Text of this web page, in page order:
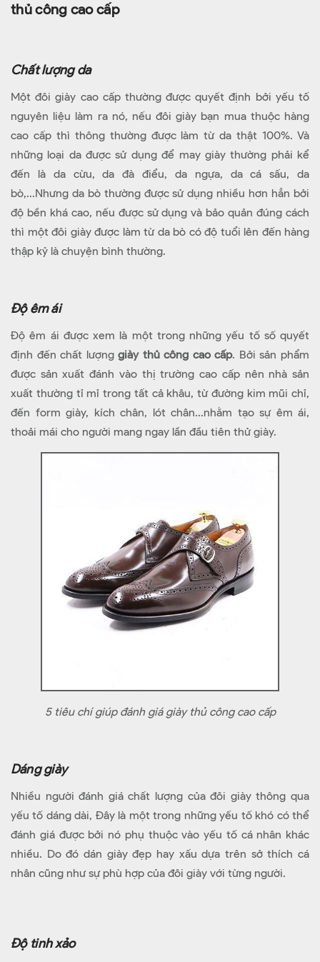
thủ công cao cấp
Chất lượng da
Một đôi giày cao cấp thường được quyết định bởi yếu tố
nguyên liệu làm ra nó, nếu đôi giày bạn mua thuộc hàng
cao cấp thì thông thường được làm từ da thật 100%. Và
những loại da được sử dụng để may giày thường phải kể
đến là da cừu, da đà điểu, da ngựa, da cá sấu, da
bò,...Nhưng da bò thường được sử dụng nhiều hơn hẳn bởi
độ bền khá cao, nếu được sử dụng và bảo quản đúng cách
thì một đôi giày được làm từ da bò có độ tuổi lên đến hàng
thập kỷ là chuyện bình thường.
Độ êm ái
Độ êm ái được xem là một trong những yếu tố số quyết
định đến chất lượnggiày thủ công cao cấp. Bởi sản phẩm
được sản xuất đánh vào thị trường cao cấp nên nhà sản
xuất thường tỉ mỉ trong tất cả khâu, từ đường kim mũi chỉ,
đến form giày, kích chân, lót chân...nhằm tạo sự êm ái,
thoải mái cho người mang ngay lần đầu tiên thử giày.
5 tiêu chí giúp đánh giá giày thủ công cao cấp
Dáng giày
Nhiều người đánh giá chất lượng của đôi giày thông qua
yếu tố dáng dài, Đây là một trong những yếu tố khó có thể
đánh giá được bởi nó phụ thuộc vào yếu tố cá nhân khác
nhiều. Do đó dán giày đẹp hay xấu dựa trên sở thích cá
nhân cũng như sự phù hợp của đôi giày với từng người.
Độ tinh xảo